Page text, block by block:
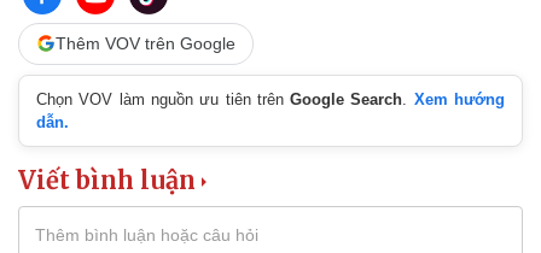
Thêm VOV trên Google
Chọn VOV làm nguồn ưu tiên trênGoogle Search
Xem hướng
dẫn.
Viết bình luận